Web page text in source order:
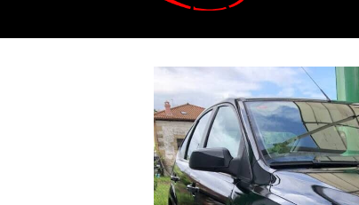
Catálogo FORD Focus 1.6 Ghia